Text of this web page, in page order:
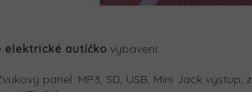
elektrické autíčko vybavení:
panel: MP3, SD, USB, Mini Jack výstup,